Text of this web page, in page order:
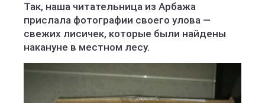
Так, наша читательница из Арбажа
прислала фотографии своего улова —
свежих лисичек, которые были найдены
накануне в местном лесу.